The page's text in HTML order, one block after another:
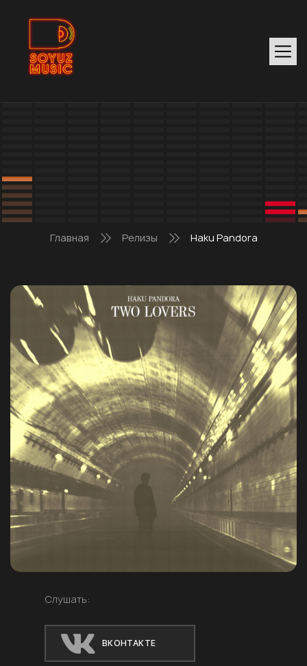
Главная Релизы Haku Pandora
Слушать:
ВКОНТАКТЕ